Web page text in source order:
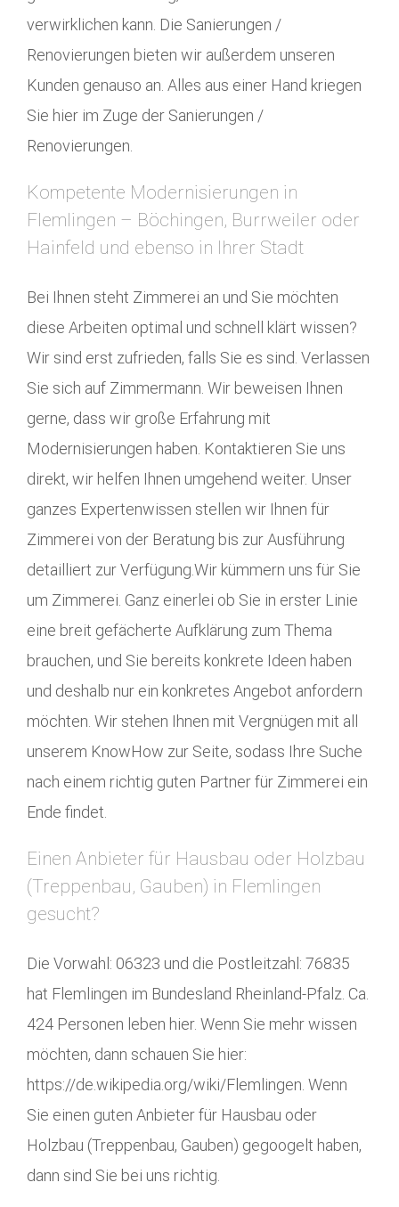
verwirklichen kann. Die Sanierungen /
Renovierungen bieten wir außerdem unseren
Kunden genauso an. Alles aus einer Hand kriegen
Sie hier im Zuge der Sanierungen /
Renovierungen.
Kompetente Modernisierungen in
Flemlingen – Böchingen, Burrweiler oder
Hainfeld und ebenso in Ihrer Stadt
Bei Ihnen steht Zimmerei an und Sie möchten
diese Arbeiten optimal und schnell klärt wissen?
Wir sind erst zufrieden, falls Sie es sind. Verlassen
Sie sich auf Zimmermann. Wir beweisen Ihnen
gerne, dass wir große Erfahrung mit
Modernisierungen haben. Kontaktieren Sie uns
direkt, wir helfen Ihnen umgehend weiter. Unser
ganzes Expertenwissen stellen wir Ihnen für
Zimmerei von der Beratung bis zur Ausführung
detailliert zur Verfügung.Wir kümmern uns für Sie
um Zimmerei. Ganz einerlei ob Sie in erster Linie
eine breit gefächerte Aufklärung zum Thema
brauchen, und Sie bereits konkrete Ideen haben
und deshalb nur ein konkretes Angebot anfordern
möchten. Wir stehen Ihnen mit Vergnügen mit all
unserem KnowHow zur Seite, sodass Ihre Suche
nach einem richtig guten Partner für Zimmerei ein
Ende findet.
Einen Anbieter für Hausbau oder Holzbau
(Treppenbau, Gauben) in Flemlingen
gesucht?
Die Vorwahl: 06323 und die Postleitzahl: 76835
hat Flemlingen im Bundesland Rheinland-Pfalz. Ca.
424 Personen leben hier. Wenn Sie mehr wissen
möchten, dann schauen Sie hier:
https://de.wikipedia.org/wiki/Flemlingen. Wenn
Sie einen guten Anbieter für Hausbau oder
Holzbau (Treppenbau, Gauben) gegoogelt haben,
dann sind Sie bei uns richtig.